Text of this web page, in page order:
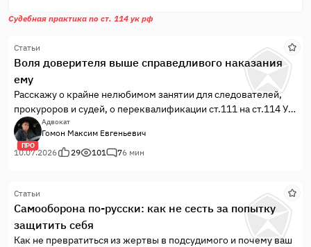
Судебная практика по ст. 114 ук рф
Статьи
Воля доверителя выше справедливого наказания
ему
Расскажу о крайне нелюбимом занятии для следователей,
прокуроров и судей, о переквалификации ст.111 на ст.114 УК
РФ и принятым решением, которое устроило всех, но не
являлось справедливым. Да, и еще, это дело для меня
является рекордным по скорости рассмотрения судом,
ПРО
Адвокат
Гомон Максим Евгеньевич
10.07.2026
29 101 76 мин
Статьи
Самооборона по-русски: как не сесть за попытку
защитить себя
Как не превратиться из жертвы в подсудимого и почему ваш